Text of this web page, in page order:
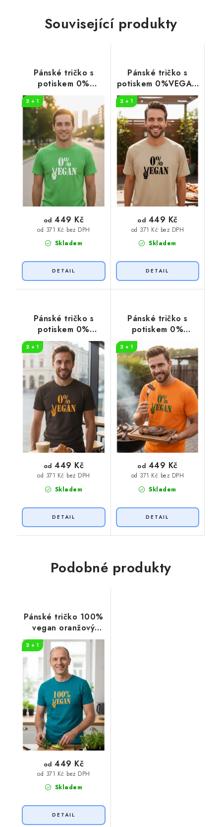
Související produkty
Pánské tričko s
potiskem 0%
VEGAN
2 + 1
Skladem
od 371 Kč bez DPH
od 449 Kč
Pánské tričko s
potiskem 0%VEGAN
černý potisk
2 + 1
Skladem
od 371 Kč bez DPH
od 449 Kč
Pánské tričko s
potiskem 0%
VEGAN oranžový
potisk
2 + 1
Skladem
od 371 Kč bez DPH
od 449 Kč
Pánské tričko s
potiskem 0%
VEGAN zelený
potisk
2 + 1
Skladem
od 371 Kč bez DPH
od 449 Kč
Podobné produkty
Pánské tričko 100%
vegan oranžový
potisk
2 + 1
Skladem
od 371 Kč bez DPH
od 449 Kč